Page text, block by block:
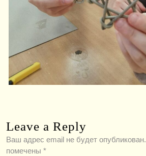
Leave a Reply
Ваш адрес email не будет опубликован.
помечены *